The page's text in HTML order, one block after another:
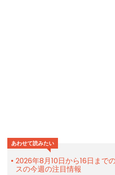
あわせて読みたい
2026年8月10日から16日まで
スの今週の注目情報